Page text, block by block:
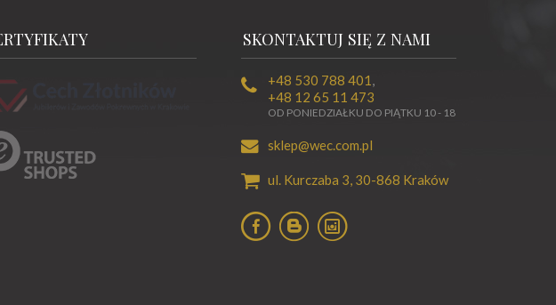
SKONTAKTUJ SIĘ Z NAMI
+48 530 788 401 ,
+48 12 65 11 473
OD PONIEDZIAŁKU DO PIĄTKU 10 - 18
sklep@wec.com.pl
ul. Kurczaba 3, 30-868 Kraków